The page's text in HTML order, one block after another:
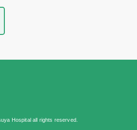
Hospital all rights reserved.